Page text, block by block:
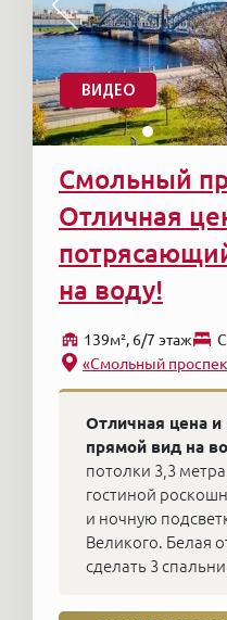
ВИДЕО
Смольный
Отличная
на воду!
139м², 6/7 этаж
«Смольный
Отличная цена
прямой вид на
потолки 3,3
гостиной
и ночную
Великого. Белая
сделать 3